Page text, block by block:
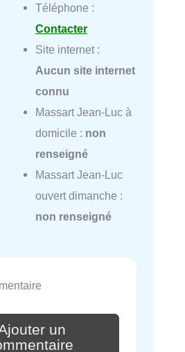
Téléphone :
Contacter
Site internet :
Aucun site internet
connu
Massart Jean-Luc à
domicile : non
renseigné
Massart Jean-Luc
ouvert dimanche :
non renseigné
un